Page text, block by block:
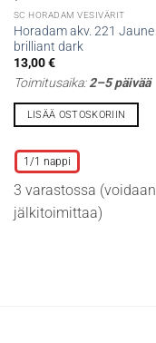
SC HORADAM VESIVÄRIT
Horadam akv. 221 Jaune
brilliant dark
13,00€
Toimitusaika:2–5 päivää
LISÄÄ OSTOSKORIIN
tuotteella
on
useampi
muunnelma.
1/1 nappi
3 varastossa (voidaan
jälkitoimittaa)